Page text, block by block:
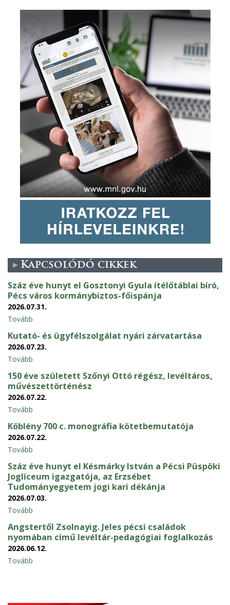
Kapcsolódó cikkek
Száz éve hunyt el Gosztonyi Gyula ítélőtáblai bíró,
Pécs város kormánybiztos-főispánja
2026.07.31.
Tovább
Kutató- és ügyfélszolgálat nyári zárvatartása
2026.07.23.
Tovább
150 éve született Szőnyi Ottó régész, levéltáros,
művészettörténész
2026.07.22.
Tovább
Köblény 700 c. monográfia kötetbemutatója
2026.07.22.
Tovább
Száz éve hunyt el Késmárky István a Pécsi Püspöki
Joglíceum igazgatója, az Erzsébet
Tudományegyetem jogi kari dékánja
2026.07.03.
Tovább
Angstertől Zsolnayig. Jeles pécsi családok
nyomában című levéltár-pedagógiai foglalkozás
2026.06.12.
Tovább